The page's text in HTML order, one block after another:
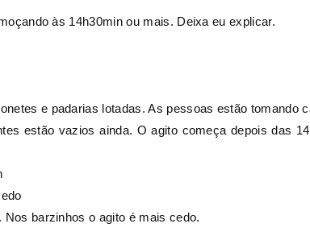
às 14h30min ou mais. Deixa eu explicar.
e padarias lotadas. As pessoas estão tomando
estão vazios ainda. O agito começa depois das
Nos barzinhos o agito é mais cedo.
um destino congelante